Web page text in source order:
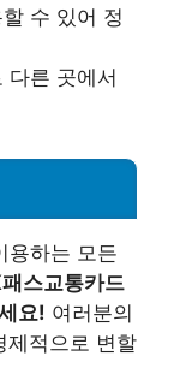
수 있어 정
다른 곳에서
용하는 모든
스교통카드
요! 여러분의
제적으로 변할